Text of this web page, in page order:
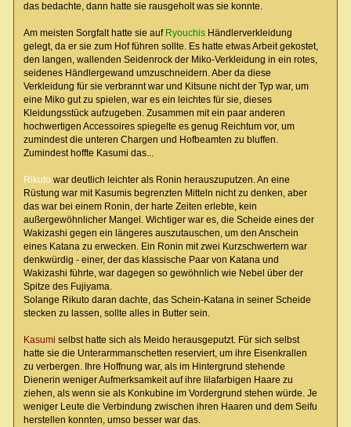
das bedachte, dann hatte sie rausgeholt was sie konnte.
Am meisten Sorgfalt hatte sie auf RyouchisHändlerverkleidung
gelegt, da er sie zum Hof führen sollte. Es hatte etwas Arbeit gekostet,
den langen, wallenden Seidenrock der Miko-Verkleidung in ein rotes,
seidenes Händlergewand umzuschneidern. Aber da diese
Verkleidung für sie verbrannt war und Kitsune nicht der Typ war, um
eine Miko gut zu spielen, war es ein leichtes für sie, dieses
Kleidungsstück aufzugeben. Zusammen mit ein paar anderen
hochwertigen Accessoires spiegelte es genug Reichtum vor, um
zumindest die unteren Chargen und Hofbeamten zu bluffen.
Zumindest hoffte Kasumi das...
Rikuto war deutlich leichter als Ronin herauszuputzen. An eine
Rüstung war mit Kasumis begrenzten Mitteln nicht zu denken, aber
das war bei einem Ronin, der harte Zeiten erlebte, kein
außergewöhnlicher Mangel. Wichtiger war es, die Scheide eines der
Wakizashi gegen ein längeres auszutauschen, um den Anschein
eines Katana zu erwecken. Ein Ronin mit zwei Kurzschwertern war
denkwürdig - einer, der das klassische Paar von Katana und
Wakizashi führte, war dagegen so gewöhnlich wie Nebel über der
Spitze des Fujiyama.
Solange Rikuto daran dachte, das Schein-Katana in seiner Scheide
stecken zu lassen, sollte alles in Butter sein.
Kasumi selbst hatte sich als Meido herausgeputzt. Für sich selbst
hatte sie die Unterarmmanschetten reserviert, um ihre Eisenkrallen
zu verbergen. Ihre Hoffnung war, als im Hintergrund stehende
Dienerin weniger Aufmerksamkeit auf ihre lilafarbigen Haare zu
ziehen, als wenn sie als Konkubine im Vordergrund stehen würde. Je
weniger Leute die Verbindung zwischen ihren Haaren und dem Seifu
herstellen konnten, umso besser war das.